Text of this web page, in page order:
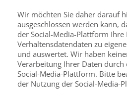
Wir möchten Sie daher darauf
ausgeschlossen werden kann,
der Social-Media-Plattform Ihre
Verhaltensdatendaten zu
und auswertet. Wir haben
Verarbeitung Ihrer Daten
Social-Media-Plattform. Bitte
der Nutzung der Social-Media-